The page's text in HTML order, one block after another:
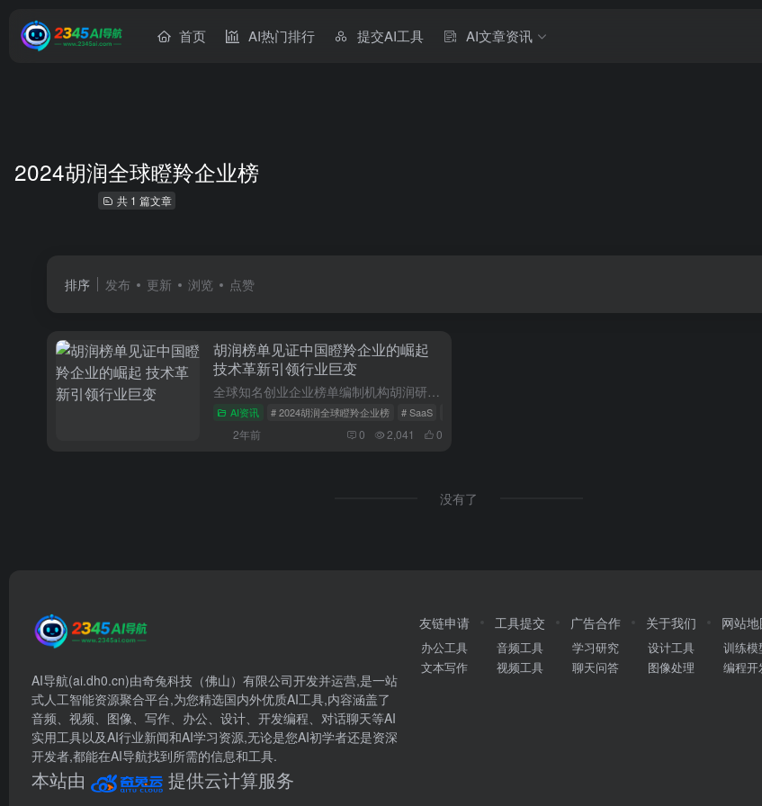
首页 AI热门排行 提交AI工具 AI文章资讯
2024胡润全球瞪羚企业榜
共 1 篇文章
排序 发布 更新 浏览 点赞
胡润榜单见证中国瞪羚企业的崛起
技术革新引领行业巨变
全球知名创业企业榜单编制机构胡润研究院于2024年1月8日在北京发布了，2024胡润全球瞪羚企业榜，HurunFutureUnicorns–GlobalGazellesIndex2024，该榜单列出了...
AI资讯 # 2024胡润全球瞪羚企业榜 # SaaS
2年前 0 2,041 0
没有了
AI导航(ai.dh0.cn)由奇兔科技（佛山）有限公司开发并运营,是一站
式人工智能资源聚合平台,为您精选国内外优质AI工具,内容涵盖了
音频、视频、图像、写作、办公、设计、开发编程、对话聊天等AI
实用工具以及AI行业新闻和AI学习资源,无论是您AI初学者还是资深
开发者,都能在AI导航找到所需的信息和工具.
本站由 提供云计算服务
友链申请
办公工具
文本写作
工具提交
音频工具
视频工具
广告合作
学习研究
聊天问答
关于我们
设计工具
图像处理
网站地
训练模
编程开